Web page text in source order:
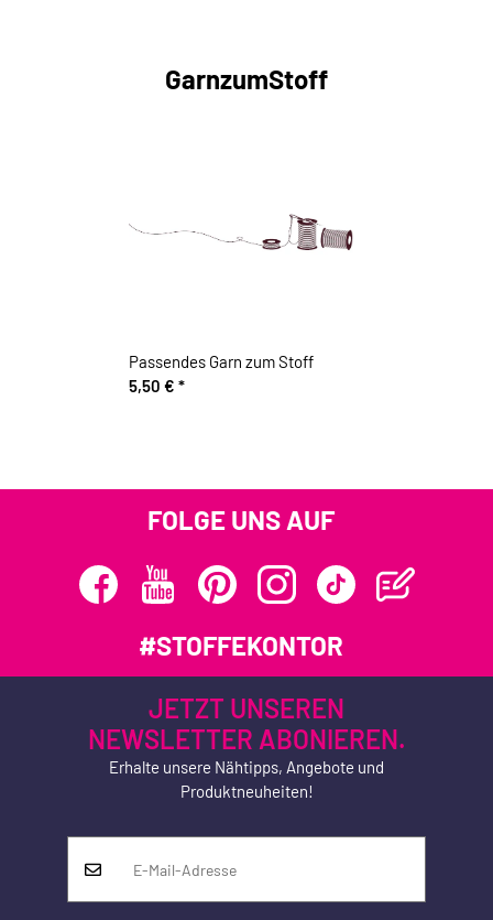
GarnzumStoff
Passendes Garn zum Stoff
5,50 € *
FOLGE UNS AUF
#STOFFEKONTOR
JETZT UNSEREN
NEWSLETTER ABONIEREN.
Erhalte unsere Nähtipps, Angebote und
Produktneuheiten!